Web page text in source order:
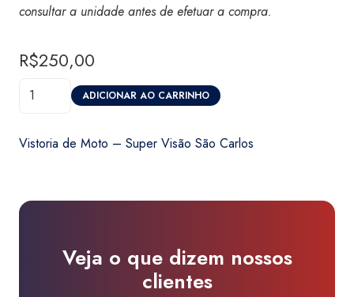
consultar a unidade antes de efetuar a compra.
R$250,00
Vistoria
Visão
quantidade
ADICIONAR AO CARRINHO
Vistoria de Moto – Super Visão São Carlos
Veja o que dizem nossos
clientes